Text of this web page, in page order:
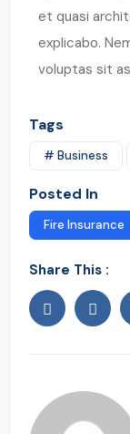
et quasi
explicabo.
voluptas sit
Tags
# Business
Posted In
Fire Insurance
Share This :